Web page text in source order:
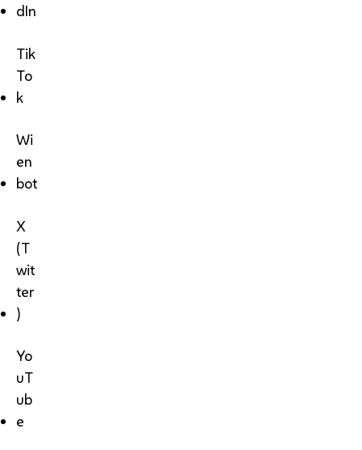
dIn
Tik
To
k
Wi
en
bot
X
(T
wit
ter
)
Yo
uT
ub
e